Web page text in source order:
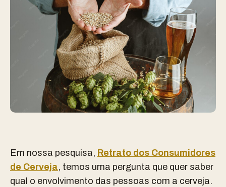
Em nossa pesquisa, Retrato dos Consumidores
de Cerveja, temos uma pergunta que quer saber
qual o envolvimento das pessoas com a cerveja.